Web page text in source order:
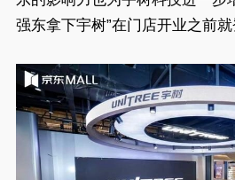
强东拿下宇树”在门店开业之前就